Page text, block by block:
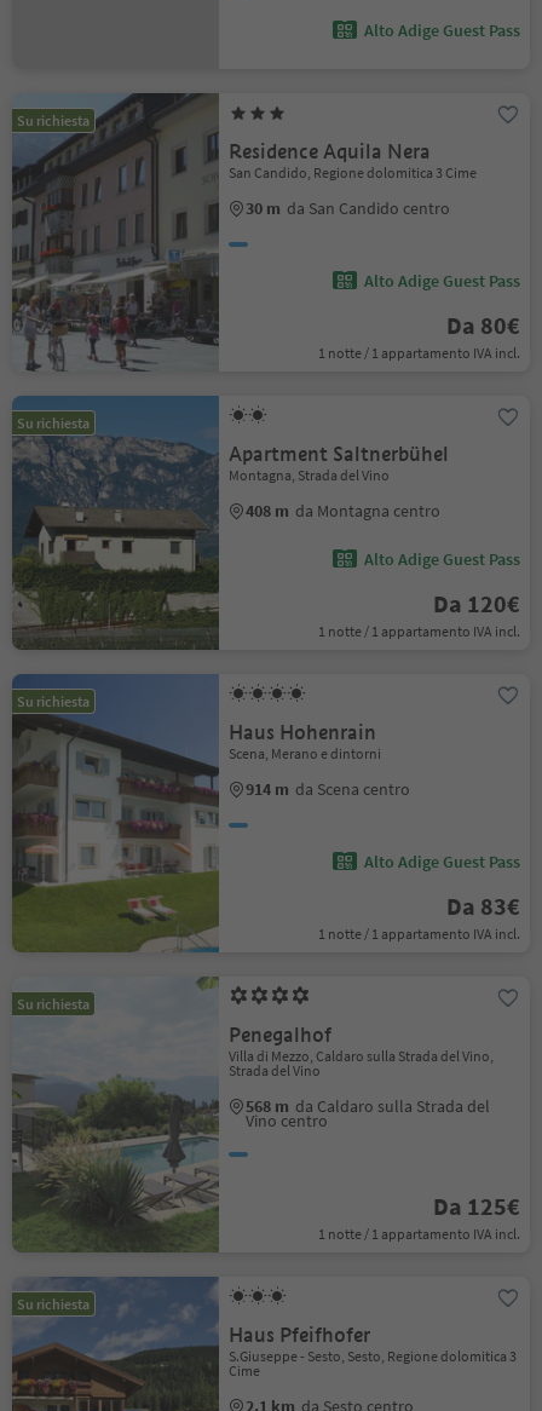
Alto Adige Guest Pass
Su richiesta
Residence Aquila Nera
San Candido, Regione dolomitica 3 Cime
30 m da San Candido centro
Alto Adige Guest Pass
Da 80€
1 notte / 1 appartamento IVA incl.
Su richiesta
Apartment Saltnerbühel
Montagna, Strada del Vino
408 m da Montagna centro
Alto Adige Guest Pass
Da 120€
1 notte / 1 appartamento IVA incl.
Su richiesta
Haus Hohenrain
Scena, Merano e dintorni
914 m da Scena centro
Alto Adige Guest Pass
Da 83€
1 notte / 1 appartamento IVA incl.
Su richiesta
Penegalhof
Villa di Mezzo, Caldaro sulla Strada del Vino,
Strada del Vino
568 m da Caldaro sulla Strada del
Vino centro
Da 125€
1 notte / 1 appartamento IVA incl.
Su richiesta
Haus Pfeifhofer
S.Giuseppe - Sesto, Sesto, Regione dolomitica 3
Cime
2.1 km da Sesto centro